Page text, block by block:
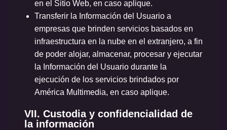
en el Sitio Web, en caso aplique.
Transferir la Información del Usuario a
empresas que brinden servicios basados en
infraestructura en la nube en el extranjero, a fin
de poder alojar, almacenar, procesar y ejecutar
la Información del Usuario durante la
ejecución de los servicios brindados por
América Multimedia, en caso aplique.
VII. Custodia y confidencialidad de
la información